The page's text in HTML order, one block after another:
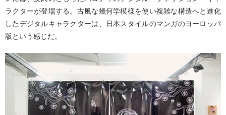
ラクターが登場する。古風な幾何学模様を使い複雑な構造へと進化
したデジタルキャラクターは、日本スタイルのマンガのヨーロッパ
版という感じだ。